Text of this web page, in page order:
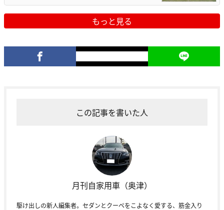
もっと見る
この記事を書いた人
月刊自家用車（奥津）
駆け出しの新人編集者。セダンとクーペをこよなく愛する、筋金入り